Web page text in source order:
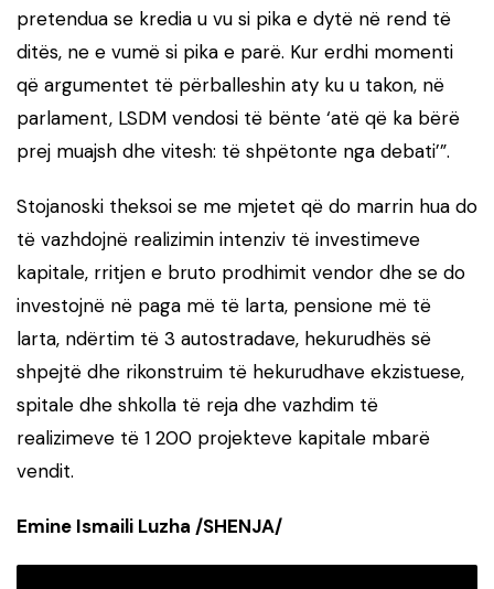
pretendua se kredia u vu si pika e dytë në rend të
ditës, ne e vumë si pika e parë. Kur erdhi momenti
që argumentet të përballeshin aty ku u takon, në
parlament, LSDM vendosi të bënte ‘atë që ka bërë
prej muajsh dhe vitesh: të shpëtonte nga debati’”.
Stojanoski theksoi se me mjetet që do marrin hua do
të vazhdojnë realizimin intenziv të investimeve
kapitale, rritjen e bruto prodhimit vendor dhe se do
investojnë në paga më të larta, pensione më të
larta, ndërtim të 3 autostradave, hekurudhës së
shpejtë dhe rikonstruim të hekurudhave ekzistuese,
spitale dhe shkolla të reja dhe vazhdim të
realizimeve të 1 200 projekteve kapitale mbarë
vendit.
Emine Ismaili Luzha /SHENJA/